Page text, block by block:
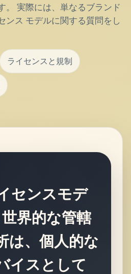
。 実際には、単なるブランド
ンス モデルに関する質問をし
ライセンスと規制
センスモデ
界的な管轄
は、個人的な
イスとして